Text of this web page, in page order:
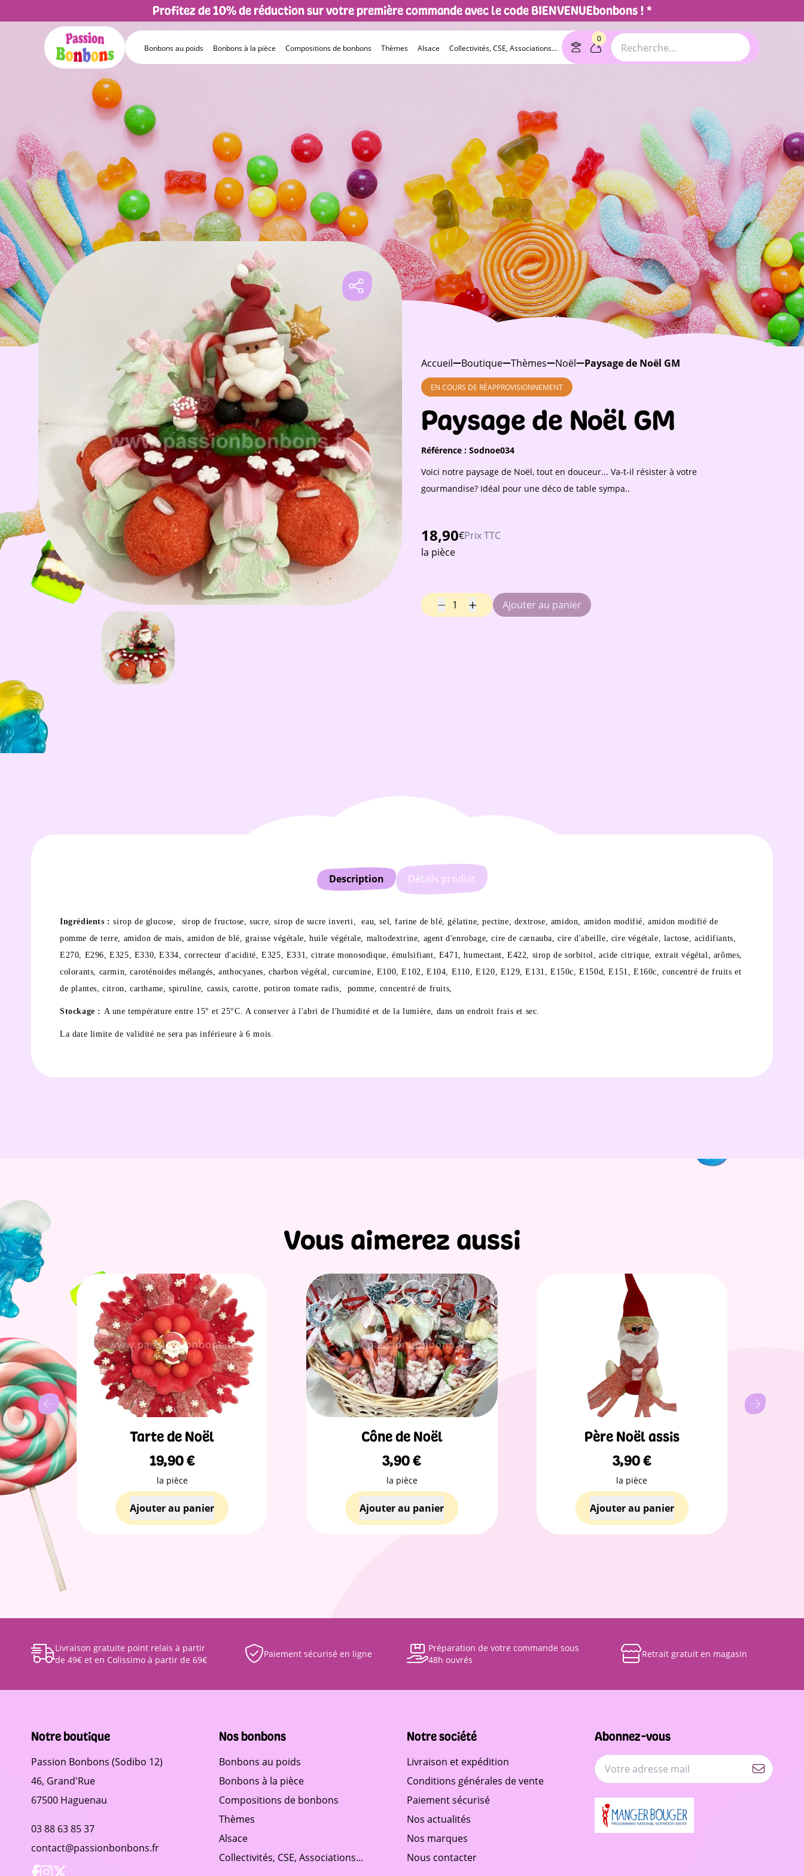
Profitez de 10% de réduction sur votre première commande avec le code BIENVENUEbonbons ! *
Bonbons au poids Bonbons à la pièce Compositions de bonbons Thèmes Alsace Collectivités, CSE, Associations...
0
Accueil Boutique Thèmes Noël Paysage de Noël GM
EN COURS DE RÉAPPROVISIONNEMENT
Paysage de Noël GM
Référence : Sodnoe034
Voici notre paysage de Noël, tout en douceur... Va-t-il résister à votre
gourmandise? Idéal pour une déco de table sympa..
18,90€Prix TTC
la pièce
Description Détails produit
Ingrédients :sirop de glucose, sirop de fructose, sucre, sirop de sucre inverti, eau, sel, farine de blé, gélatine, pectine, dextrose, amidon, amidon modifié, amidon modifié de
pomme de terre, amidon de mais, amidon de blé, graisse végétale, huile végétale, maltodextrine, agent d'enrobage, cire de carnauba, cire d'abeille, cire végétale, lactose, acidifiants,
E270, E296, E325, E330, E334, correcteur d'acidité, E325, E331, citrate monosodique, émulsifiant, E471, humectant, E422, sirop de sorbitol, acide citrique, extrait végétal, arômes,
colorants, carmin, caroténoides mélangés, anthocyanes, charbon végétal, curcumine, E100, E102, E104, E110, E120, E129, E131, E150c, E150d, E151, E160c, concentré de fruits et
de plantes, citron, carthame, spiruline, cassis, carotte, potiron tomate radis, pomme, concentré de fruits,
Stockage : A une température entre 15° et 25°C. A conserver à l'abri de l'humidité et de la lumière, dans un endroit frais et sec.
La date limite de validité ne sera pas inférieure à 6 mois.
Vous aimerez aussi
Tarte de Noël
19,90€
la pièce
Cône de Noël
3,90€
la pièce
Père Noël assis
3,90€
la pièce
Livraison gratuite point relais à partir
de 49€ et en Colissimo à partir de 69€
Paiement sécurisé en ligne
Préparation de votre commande sous
48h ouvrés
Retrait gratuit en magasin
Notre boutique
Passion Bonbons (Sodibo 12)
46, Grand'Rue
67500 Haguenau
03 88 63 85 37
contact@passionbonbons.fr
Nos bonbons
Bonbons au poids
Bonbons à la pièce
Compositions de bonbons
Thèmes
Alsace
Collectivités, CSE, Associations...
Notre société
Livraison et expédition
Conditions générales de vente
Paiement sécurisé
Nos actualités
Nos marques
Nous contacter
Abonnez-vous